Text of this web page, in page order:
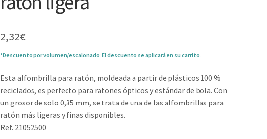
2,32€
*Descuento por volumen/escalonado: El descuento se aplicará en su carrito.
Esta alfombrilla para ratón, moldeada a partir de plásticos 100 %
reciclados, es perfecto para ratones ópticos y estándar de bola. Con
un grosor de solo 0,35 mm, se trata de una de las alfombrillas para
ratón más ligeras y finas disponibles.
Ref. 21052500